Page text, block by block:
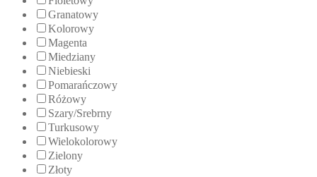
Granatowy
Kolorowy
Magenta
Miedziany
Niebieski
Pomarańczowy
Różowy
Szary/Srebrny
Turkusowy
Wielokolorowy
Zielony
Złoty